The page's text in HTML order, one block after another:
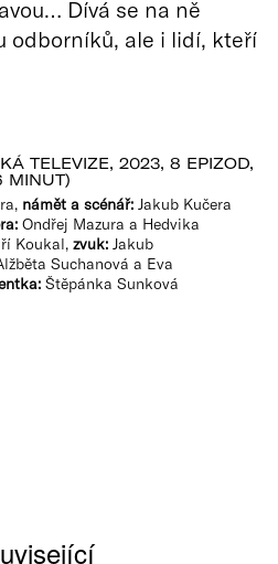
Dívá se na ně
odborníků, ale i lidí, kteří
TELEVIZE, 2023, 8 EPIZOD,
MINUT)
námět a scénář: Jakub Kučera
Ondřej Mazura a Hedvika
Koukal, zvuk: Jakub
Suchanová a Eva
Štěpánka Sunková